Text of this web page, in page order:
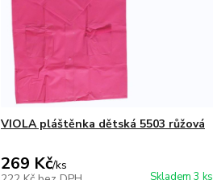
VIOLA pláštěnka dětská 5503 růžová
269 Kč/ks
Skladem 3 ks